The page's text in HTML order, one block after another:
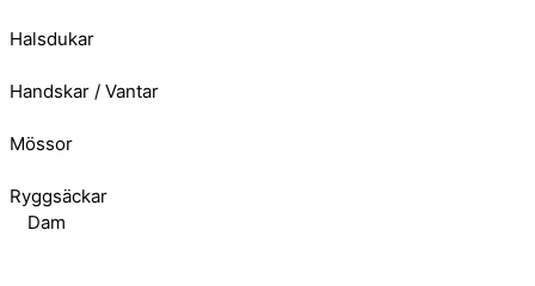
Halsdukar
Handskar / Vantar
Mössor
Ryggsäckar
Dam